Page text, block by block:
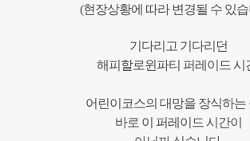
(현장상황에 따라 변경될 수 있
기다리고 기다리던
해피할로윈파티 퍼레이드 시
어린이코스의 대망을 장식하는
바로 이 퍼레이드 시간이